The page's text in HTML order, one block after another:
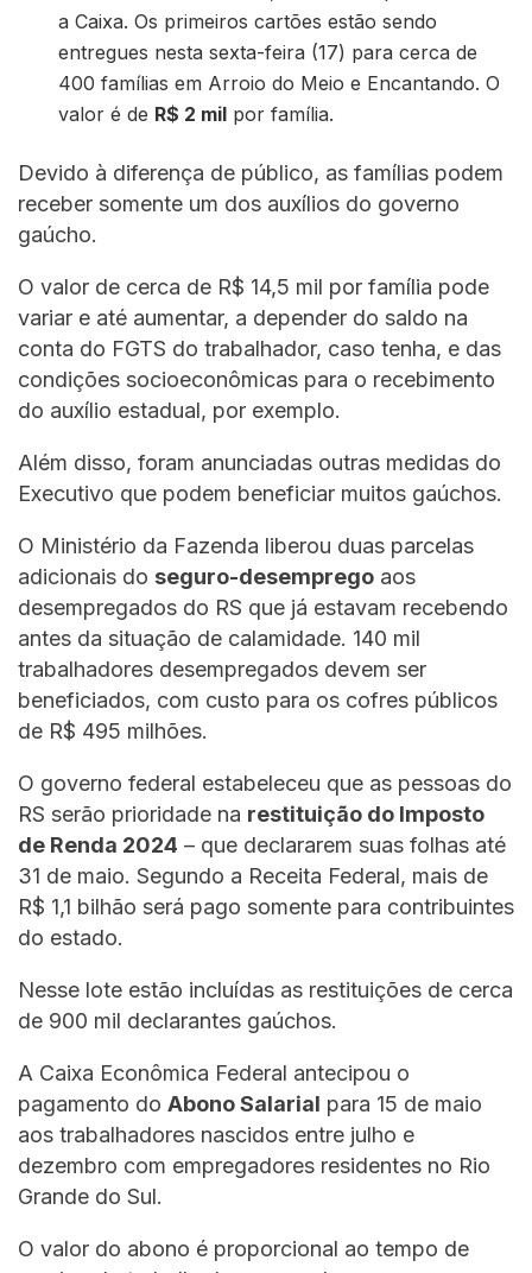
a Caixa. Os primeiros cartões estão sendo
entregues nesta sexta-feira (17) para cerca de
400 famílias em Arroio do Meio e Encantando. O
valor é de R$ 2 mil por família.
Devido à diferença de público, as famílias podem
receber somente um dos auxílios do governo
gaúcho.
O valor de cerca de R$ 14,5 mil por família pode
variar e até aumentar, a depender do saldo na
conta do FGTS do trabalhador, caso tenha, e das
condições socioeconômicas para o recebimento
do auxílio estadual, por exemplo.
Além disso, foram anunciadas outras medidas do
Executivo que podem beneficiar muitos gaúchos.
O Ministério da Fazenda liberou duas parcelas
adicionais do seguro-desemprego aos
desempregados do RS que já estavam recebendo
antes da situação de calamidade. 140 mil
trabalhadores desempregados devem ser
beneficiados, com custo para os cofres públicos
de R$ 495 milhões.
O governo federal estabeleceu que as pessoas do
RS serão prioridade na restituição do Imposto
de Renda 2024 – que declararem suas folhas até
31 de maio. Segundo a Receita Federal, mais de
R$ 1,1 bilhão será pago somente para contribuintes
do estado.
Nesse lote estão incluídas as restituições de cerca
de 900 mil declarantes gaúchos.
A Caixa Econômica Federal antecipou o
pagamento do Abono Salarial para 15 de maio
aos trabalhadores nascidos entre julho e
dezembro com empregadores residentes no Rio
Grande do Sul.
O valor do abono é proporcional ao tempo de